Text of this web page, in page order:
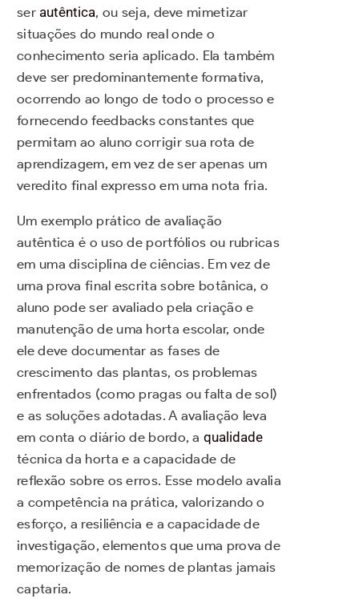
ser autêntica, ou seja, deve mimetizar
situações do mundo real onde o
conhecimento seria aplicado. Ela também
deve ser predominantemente formativa,
ocorrendo ao longo de todo o processo e
fornecendo feedbacks constantes que
permitam ao aluno corrigir sua rota de
aprendizagem, em vez de ser apenas um
veredito final expresso em uma nota fria.
Um exemplo prático de avaliação
autêntica é o uso de portfólios ou rubricas
em uma disciplina de ciências. Em vez de
uma prova final escrita sobre botânica, o
aluno pode ser avaliado pela criação e
manutenção de uma horta escolar, onde
ele deve documentar as fases de
crescimento das plantas, os problemas
enfrentados (como pragas ou falta de sol)
e as soluções adotadas. A avaliação leva
em conta o diário de bordo, aqualidade
técnica da horta e a capacidade de
reflexão sobre os erros. Esse modelo avalia
a competência na prática, valorizando o
esforço, a resiliência e a capacidade de
investigação, elementos que uma prova de
memorização de nomes de plantas jamais
captaria.